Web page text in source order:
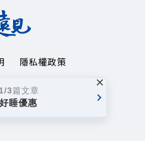
隱私權政策
1999~2026
群. All rights reserved.
3篇文章
睡優惠
×